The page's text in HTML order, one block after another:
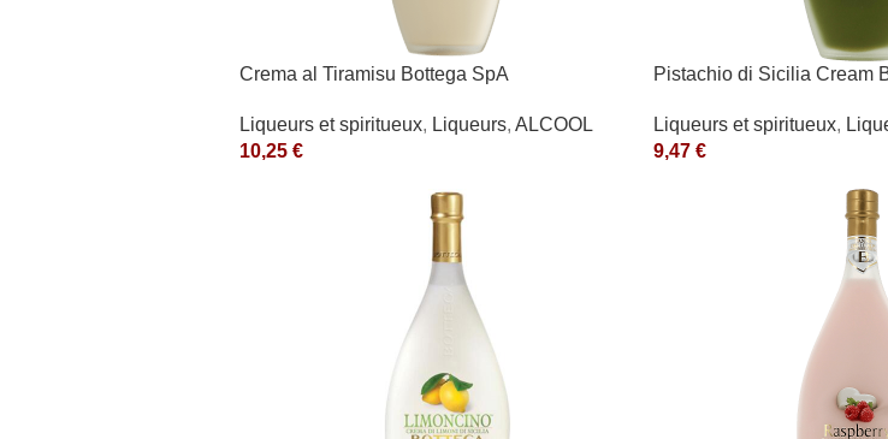
Crema al Tiramisu Bottega SpA
Liqueurs et spiritueux, Liqueurs, ALCOOL
10,25 €
Pistachio di Sicilia Cream
Liqueurs et spiritueux,
9,47€